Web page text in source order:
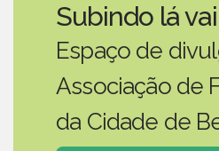
Subindo lá vai
Espaço de
Associação de
da Cidade de